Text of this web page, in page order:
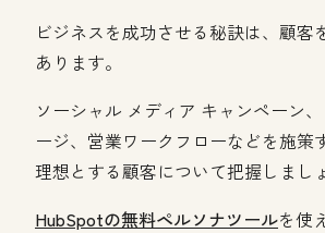
ビジネスを成功させる秘訣は、顧客
あります。
ソーシャル メディア キャンペーン
ージ、営業ワークフローなどを施策
理想とする顧客について把握しまし
HubSpotの無料ペルソナツールを使